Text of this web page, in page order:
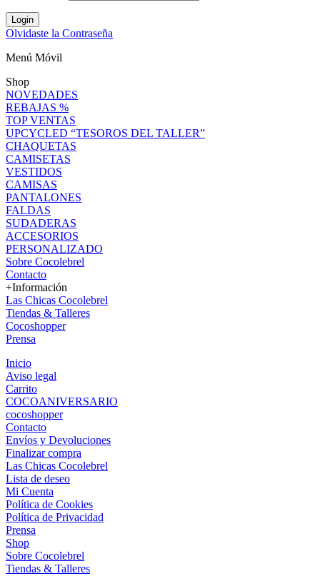
Login
Olvidaste la Contraseña
Menú Móvil
Shop
NOVEDADES
REBAJAS %
TOP VENTAS
UPCYCLED “TESOROS DEL TALLER”
CHAQUETAS
CAMISETAS
VESTIDOS
CAMISAS
PANTALONES
FALDAS
SUDADERAS
ACCESORIOS
PERSONALIZADO
Sobre Cocolebrel
Contacto
+Información
Las Chicas Cocolebrel
Tiendas & Talleres
Cocoshopper
Prensa
Inicio
Aviso legal
Carrito
COCOANIVERSARIO
cocoshopper
Contacto
Envíos y Devoluciones
Finalizar compra
Las Chicas Cocolebrel
Lista de deseo
Mi Cuenta
Política de Cookies
Política de Privacidad
Prensa
Shop
Sobre Cocolebrel
Tiendas & Talleres